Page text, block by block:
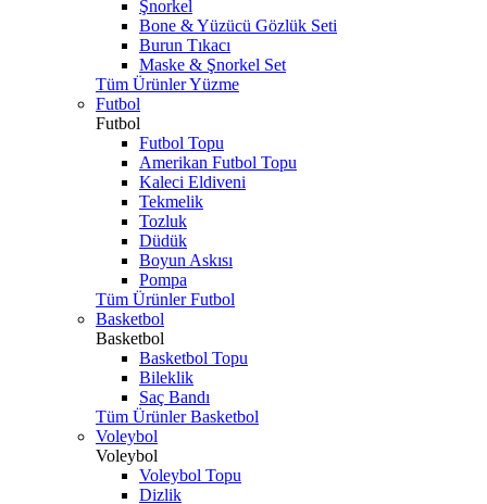
Şnorkel
Bone & Yüzücü Gözlük Seti
Burun Tıkacı
Maske & Şnorkel Set
Tüm Ürünler Yüzme
Futbol
Futbol
Futbol Topu
Amerikan Futbol Topu
Kaleci Eldiveni
Tekmelik
Tozluk
Düdük
Boyun Askısı
Pompa
Tüm Ürünler Futbol
Basketbol
Basketbol
Basketbol Topu
Bileklik
Saç Bandı
Tüm Ürünler Basketbol
Voleybol
Voleybol
Voleybol Topu
Dizlik